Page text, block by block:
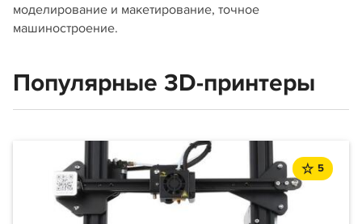
моделирование и макетирование, точное
машиностроение.
Популярные 3D-принтеры
5